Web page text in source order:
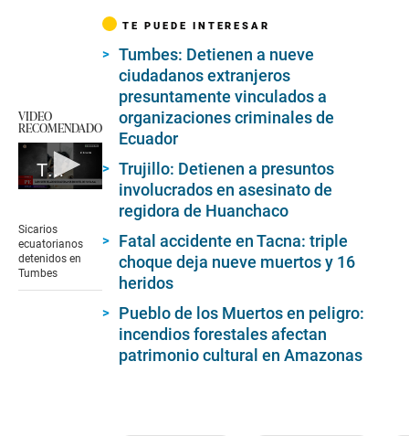
VIDEO
RECOMENDADO
Tumbes: sicarios ecuatorianos detenidos
of
1
minute,
43
Sicarios
ecuatorianos
detenidos en
Tumbes
TE PUEDE INTERESAR
Tumbes: Detienen a nueve
ciudadanos extranjeros
presuntamente vinculados a
organizaciones criminales de
Ecuador
Trujillo: Detienen a presuntos
involucrados en asesinato de
regidora de Huanchaco
Fatal accidente en Tacna: triple
choque deja nueve muertos y 16
heridos
Pueblo de los Muertos en peligro:
incendios forestales afectan
patrimonio cultural en Amazonas